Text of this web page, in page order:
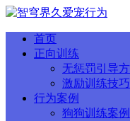
首页
正向训练
无惩罚引导
激励训练技巧
行为案例
狗狗训练案例